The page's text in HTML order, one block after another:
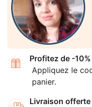
Profitez de -
Appliquez le
panier.
Livraison